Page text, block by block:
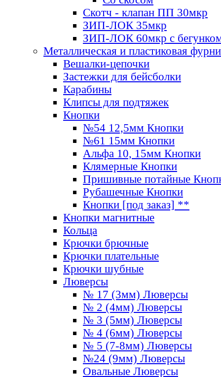
Скотч - клапан ПП 30мкр
ЗИП-ЛОК 35мкр
ЗИП-ЛОК 60мкр с
Металлическая и пластиковая
Вешалки-цепочки
Застежки для бейсболки
Карабины
Клипсы для подтяжек
Кнопки
№54 12,5мм Кнопки
№61 15мм Кнопки
Альфа 10, 15мм Кнопки
Клямерные Кнопки
Пришивные потайные
Рубашечные Кнопки
Кнопки [под заказ] **
Кнопки магнитные
Кольца
Крючки брючные
Крючки плательные
Крючки шубные
Люверсы
№ 17 (3мм) Люверсы
№ 2 (4мм) Люверсы
№ 3 (5мм) Люверсы
№ 4 (6мм) Люверсы
№ 5 (7-8мм) Люверсы
№24 (9мм) Люверсы
Овальные Люверсы